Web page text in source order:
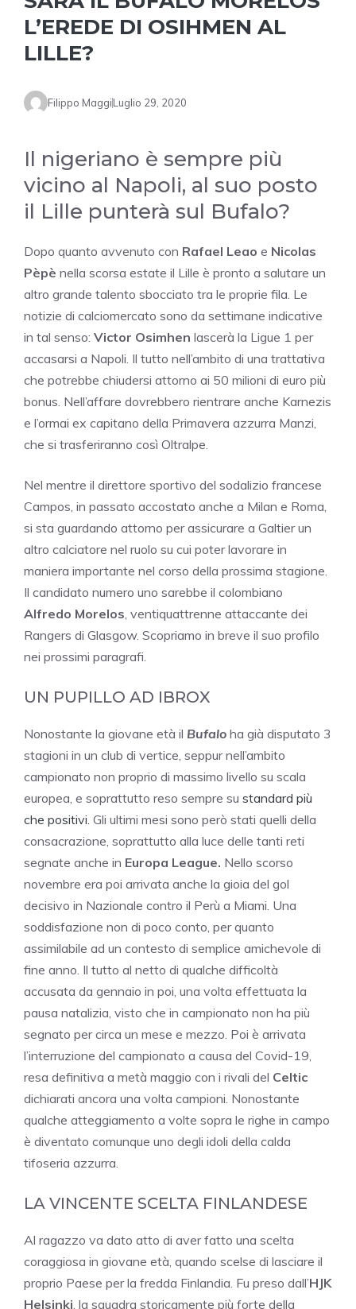
L’EREDE DI OSIHMEN AL
LILLE?
Filippo MaggiLuglio 29, 2020
Il nigeriano è sempre più
vicino al Napoli, al suo posto
il Lille punterà sul Bufalo?
Dopo quanto avvenuto con Rafael Leao e Nicolas
Pèpè nella scorsa estate il Lille è pronto a salutare un
altro grande talento sbocciato tra le proprie fila. Le
notizie di calciomercato sono da settimane indicative
in tal senso: Victor Osimhen lascerà la Ligue 1 per
accasarsi a Napoli. Il tutto nell’ambito di una trattativa
che potrebbe chiudersi attorno ai 50 milioni di euro più
bonus. Nell’affare dovrebbero rientrare anche Karnezis
e l’ormai ex capitano della Primavera azzurra Manzi,
che si trasferiranno così Oltralpe.
Nel mentre il direttore sportivo del sodalizio francese
Campos, in passato accostato anche a Milan e Roma,
si sta guardando attorno per assicurare a Galtier un
altro calciatore nel ruolo su cui poter lavorare in
maniera importante nel corso della prossima stagione.
Il candidato numero uno sarebbe il colombiano
Alfredo Morelos, ventiquattrenne attaccante dei
Rangers di Glasgow. Scopriamo in breve il suo profilo
nei prossimi paragrafi.
UN PUPILLO AD IBROX
Nonostante la giovane età il Bufalo ha già disputato 3
stagioni in un club di vertice, seppur nell’ambito
campionato non proprio di massimo livello su scala
europea, e soprattutto reso sempre su standard più
che positivi. Gli ultimi mesi sono però stati quelli della
consacrazione, soprattutto alla luce delle tanti reti
segnate anche in Europa League. Nello scorso
novembre era poi arrivata anche la gioia del gol
decisivo in Nazionale contro il Perù a Miami. Una
soddisfazione non di poco conto, per quanto
assimilabile ad un contesto di semplice amichevole di
fine anno. Il tutto al netto di qualche difficoltà
accusata da gennaio in poi, una volta effettuata la
pausa natalizia, visto che in campionato non ha più
segnato per circa un mese e mezzo. Poi è arrivata
l’interruzione del campionato a causa del Covid-19,
resa definitiva a metà maggio con i rivali del Celtic
dichiarati ancora una volta campioni. Nonostante
qualche atteggiamento a volte sopra le righe in campo
è diventato comunque uno degli idoli della calda
tifoseria azzurra.
LA VINCENTE SCELTA FINLANDESE
Al ragazzo va dato atto di aver fatto una scelta
coraggiosa in giovane età, quando scelse di lasciare il
proprio Paese per la fredda Finlandia. Fu preso dall’HJK
Helsinki, la squadra storicamente più forte della